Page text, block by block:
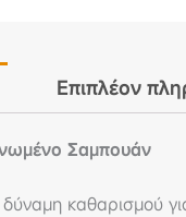
Επιπλέον
Σαμπουάν
καθαρισμού